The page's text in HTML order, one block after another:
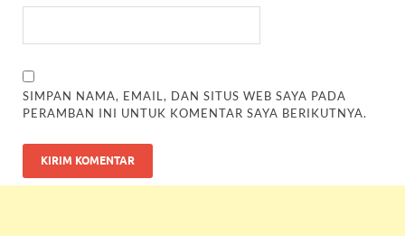
SIMPAN NAMA, EMAIL, DAN SITUS WEB SAYA PADA
PERAMBAN INI UNTUK KOMENTAR SAYA BERIKUTNYA.